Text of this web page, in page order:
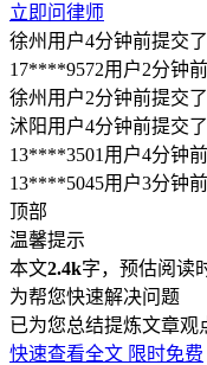
立即问律师
徐州用户4分钟前提交
17****9572用户2分钟
徐州用户2分钟前提交
沭阳用户4分钟前提交
13****3501用户4分钟
13****5045用户3分钟
顶部
温馨提示
本文2.4k字，预估阅读
为帮您快速解决问题
已为您总结提炼文章观
快速查看全文 限时免费